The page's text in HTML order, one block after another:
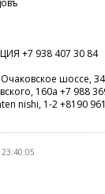
+7 938 407 30 84
шоссе,
160а +7 988
nishi, 1-2 +8190